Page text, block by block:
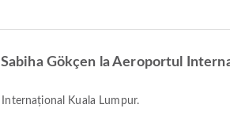
Gökçen la Aeroportul
Kuala Lumpur.